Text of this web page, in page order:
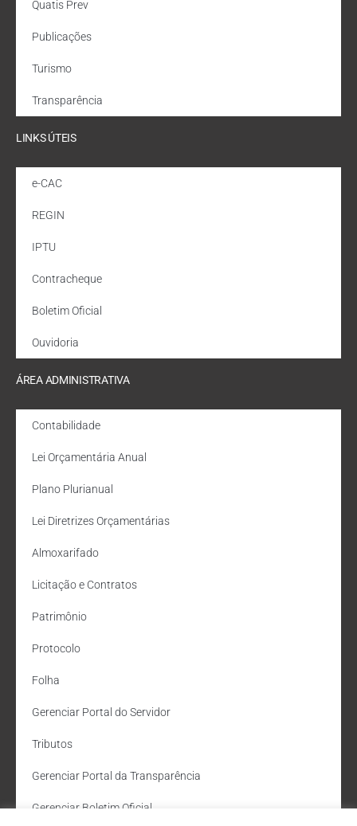
Quatis Prev
Publicações
Turismo
Transparência
LINKS ÚTEIS
e-CAC
REGIN
IPTU
Contracheque
Boletim Oficial
Ouvidoria
ÁREA ADMINISTRATIVA
Contabilidade
Lei Orçamentária Anual
Plano Plurianual
Lei Diretrizes Orçamentárias
Almoxarifado
Licitação e Contratos
Patrimônio
Protocolo
Folha
Gerenciar Portal do Servidor
Tributos
Gerenciar Portal da Transparência
Gerenciar Boletim Oficial